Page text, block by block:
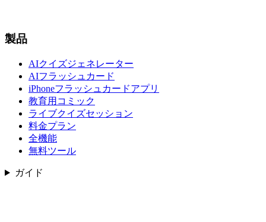
製品
AIクイズジェネレーター
AIフラッシュカード
iPhoneフラッシュカードアプリ
教育用コミック
ライブクイズセッション
料金プラン
全機能
無料ツール
ガイド